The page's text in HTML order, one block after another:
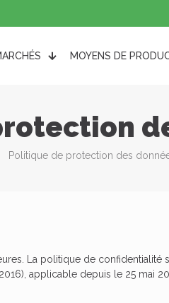
MOYENS DE
Politique de protection des
La politique de
applicable depuis le 25 mai